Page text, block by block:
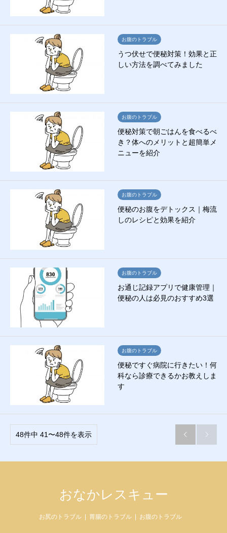
お腹のトラブル
うつ伏せで便秘対策！効果と正
しい方法を調べてみました
お腹のトラブル
便秘対策で朝ごはんを食べるべ
き？体へのメリットと超簡単メ
ニューを紹介
お腹のトラブル
便秘のお腹をデトックス｜梅流
しのレシピと効果を紹介
お腹のトラブル
お通じ記録アプリで健康管理｜
便秘の人は必見のおすすめ3選
お腹のトラブル
便秘ですぐ病院に行きたい！何
科なら診療できるかお教えしま
す
48件中 41〜48件を表示  
おなかレスキュー
お尻のトラブル 胃腸のトラブル お腹のトラブル